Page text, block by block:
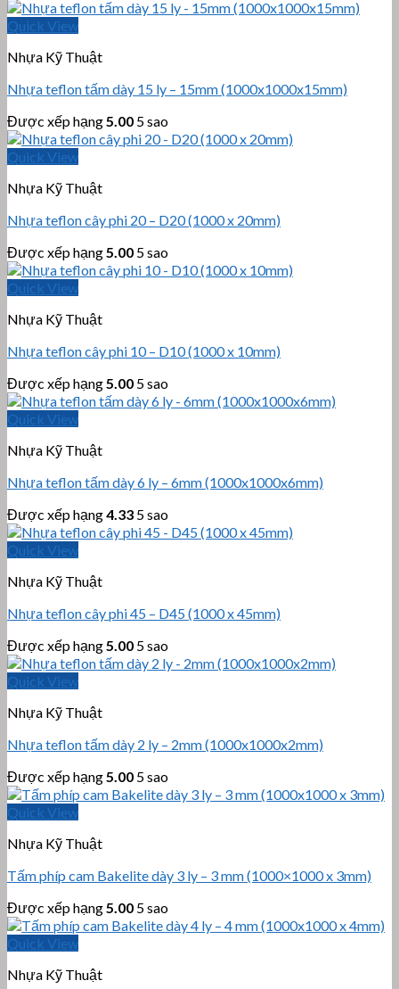
Quick View
Nhựa Kỹ Thuật
Nhựa teflon tấm dày 15 ly – 15mm (1000x1000x15mm)
Được xếp hạng5.00 5 sao
Quick View
Nhựa Kỹ Thuật
Nhựa teflon cây phi 20 – D20 (1000 x 20mm)
Được xếp hạng5.00 5 sao
Quick View
Nhựa Kỹ Thuật
Nhựa teflon cây phi 10 – D10 (1000 x 10mm)
Được xếp hạng5.00 5 sao
Quick View
Nhựa Kỹ Thuật
Nhựa teflon tấm dày 6 ly – 6mm (1000x1000x6mm)
Được xếp hạng4.33 5 sao
Quick View
Nhựa Kỹ Thuật
Nhựa teflon cây phi 45 – D45 (1000 x 45mm)
Được xếp hạng5.00 5 sao
Quick View
Nhựa Kỹ Thuật
Nhựa teflon tấm dày 2 ly – 2mm (1000x1000x2mm)
Được xếp hạng5.00 5 sao
Quick View
Nhựa Kỹ Thuật
Tấm phíp cam Bakelite dày 3 ly – 3 mm (1000×1000 x 3mm)
Được xếp hạng5.00 5 sao
Quick View
Nhựa Kỹ Thuật